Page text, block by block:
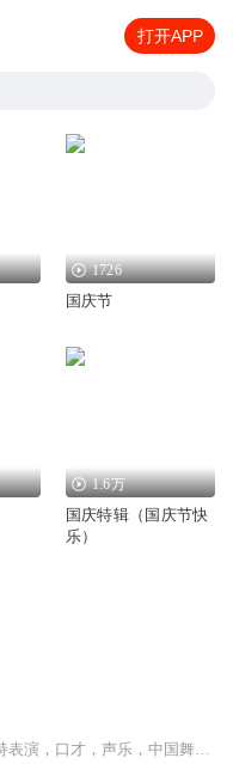
打开APP
1726
国庆节
1.6万
国庆特辑（国庆节快
乐）